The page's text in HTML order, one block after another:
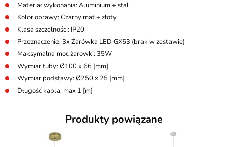
Materiał wykonania: Aluminium + stal
Kolor oprawy: Czarny mat + złoty
Klasa szczelności: IP20
Przeznaczenie: 3x Żarówka LED GX53 (brak w zestawie)
Maksymalna moc żarowki: 35W
Wymiar tuby: Ø100 x 66 [mm]
Wymiar podstawy: Ø250 x 25 [mm]
Długość kabla: max 1 [m]
Produkty powiązane